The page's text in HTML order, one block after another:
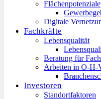
Flächenpotenziale
Digitale
Fachkräfte
Lebensqualität
Beratung für
Arbeiten in O-H-
Investoren
Standortfaktoren